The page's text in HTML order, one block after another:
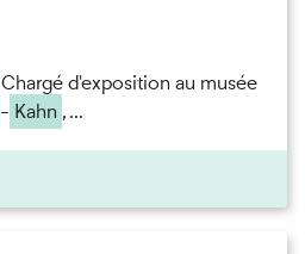
Chargé d'exposition au musée
- Kahn , ...